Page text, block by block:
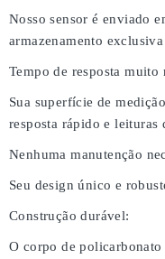
Nosso sensor é enviado
armazenamento
Tempo de resposta muito
Sua superfície de
resposta rápido e leituras
Nenhuma manutenção
Seu design único e
Construção durável:
O corpo de policarbonato